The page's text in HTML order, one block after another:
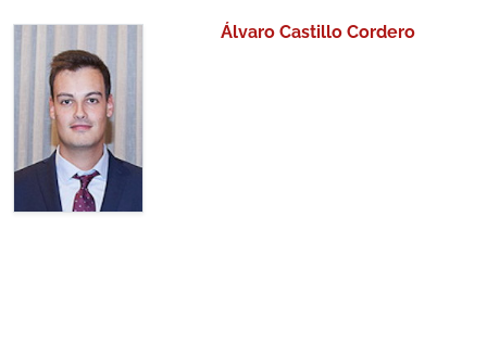
Álvaro Castillo Cordero